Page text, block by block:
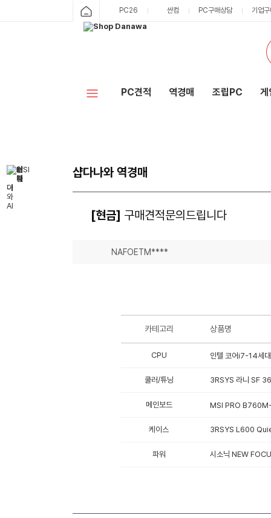
PC26 싼컴 PC구매상담 기업
PC견적 역경매 조립PC 게
샵다나와 역경매
[현금] 구매견적문의드립니다
NAFOETM****
카테고리 상품명
CPU 인텔 코어i7-14세
쿨러/튜닝 3RSYS 라니 SF
메인보드 MSI PRO
케이스 3RSYS L600
파워 시소닉 NEW